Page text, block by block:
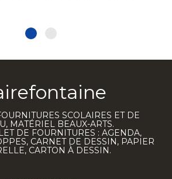
SCOLAIRES ET DE
MATÉRIEL BEAUX-ARTS.
DE FOURNITURES : AGENDA,
CARNET DE DESSIN, PAPIER
CARTON À DESSIN.